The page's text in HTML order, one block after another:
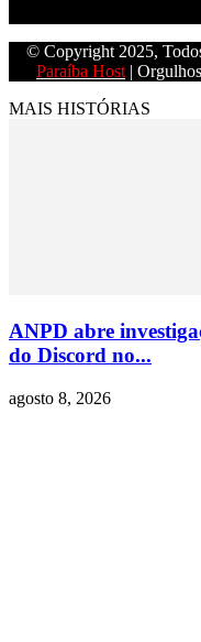
© Copyright 2025,
Paraíba Host |
MAIS HISTÓRIAS
ANPD abre
do Discord no...
agosto 8, 2026